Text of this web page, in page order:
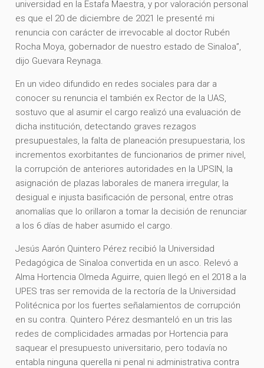
universidad en la Estafa Maestra, y por valoración personal
es que el 20 de diciembre de 2021 le presenté mi
renuncia con carácter de irrevocable al doctor Rubén
Rocha Moya, gobernador de nuestro estado de Sinaloa”,
dijo Guevara Reynaga.
En un video difundido en redes sociales para dar a
conocer su renuncia el también ex Rector de la UAS,
sostuvo que al asumir el cargo realizó una evaluación de
dicha institución, detectando graves rezagos
presupuestales, la falta de planeación presupuestaria, los
incrementos exorbitantes de funcionarios de primer nivel,
la corrupción de anteriores autoridades en la UPSIN, la
asignación de plazas laborales de manera irregular, la
desigual e injusta basificación de personal, entre otras
anomalías que lo orillaron a tomar la decisión de renunciar
a los 6 días de haber asumido el cargo.
Jesús Aarón Quintero Pérez recibió la Universidad
Pedagógica de Sinaloa convertida en un asco. Relevó a
Alma Hortencia Olmeda Aguirre, quien llegó en el 2018 a la
UPES tras ser removida de la rectoría de la Universidad
Politécnica por los fuertes señalamientos de corrupción
en su contra. Quintero Pérez desmanteló en un tris las
redes de complicidades armadas por Hortencia para
saquear el presupuesto universitario, pero todavía no
entabla ninguna querella ni penal ni administrativa contra